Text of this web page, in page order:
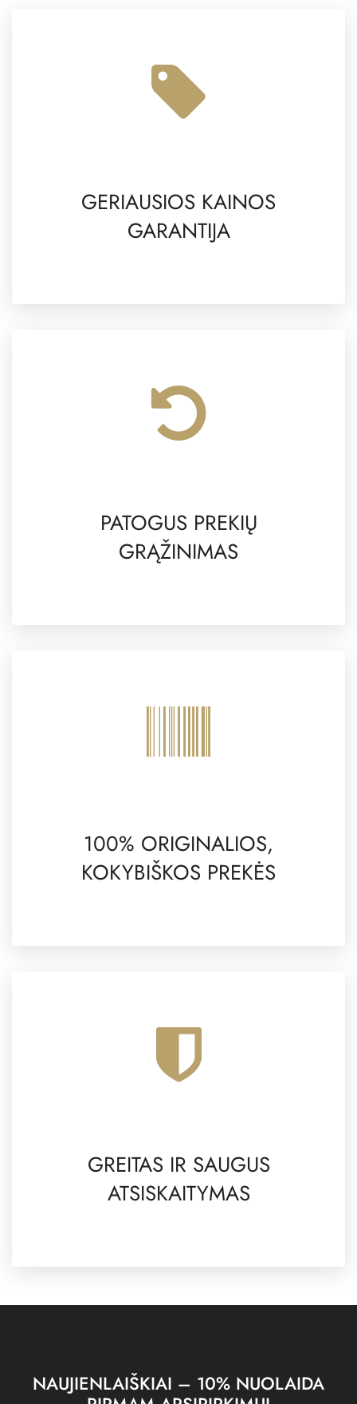
GERIAUSIOS KAINOS
GARANTIJA
PATOGUS PREKIŲ
GRĄŽINIMAS
100% ORIGINALIOS,
KOKYBIŠKOS PREKĖS
GREITAS IR SAUGUS
ATSISKAITYMAS
NAUJIENLAIŠKIAI – 10% NUOLAIDA